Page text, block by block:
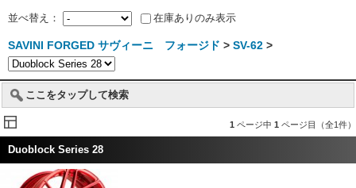
並べ替え： 在庫ありのみ表示
SAVINI FORGED サヴィーニ フォージド > SV-62 >
ここをタップして検索
1 ページ中 1 ページ目（全1件）
Duoblock Series 28